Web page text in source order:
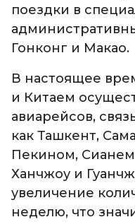
поездки в
Гонконг и Макао.
В настоящее
и Китаем
авиарейсов,
как Ташкент,
Пекином,
Ханчжоу и
увеличение
неделю, что